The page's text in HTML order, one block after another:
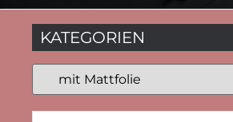
KATEGORIEN